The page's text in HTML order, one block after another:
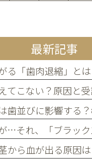
最新記事
る「歯肉退縮」とは
歯並びに影響する